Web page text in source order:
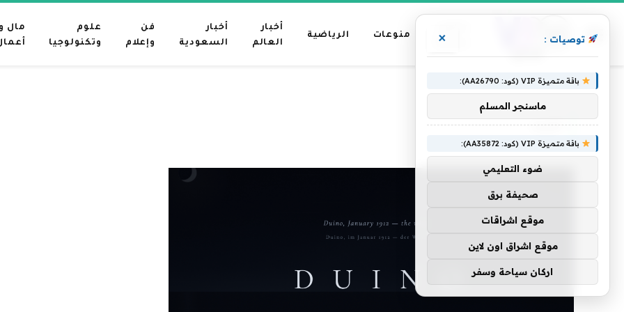
رئيسية
منوعات الرياضية
أخبار
العالم
أخبار
السعودية
فن
وإعلام
علوم
وتكنولوجيا
مال و
الرئيسية » غريب
غريب
توصيات : ×
باقة متميزة VIP (كود: AA26790):
ماسنجر المسلم
باقة متميزة VIP (كود: AA35872):
ضوء التعليمي
صحيفة برق
موقع اشراقات
موقع اشراق اون لاين
اركان سياحة وسفر